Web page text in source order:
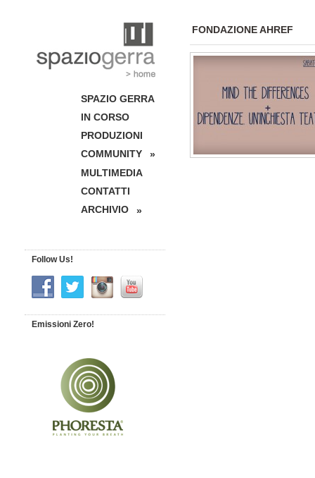
FONDAZIONE AHREF
SPAZIO GERRA
IN CORSO
PRODUZIONI
COMMUNITY
»
MULTIMEDIA
CONTATTI
ARCHIVIO
»
Follow Us!
Emissioni Zero!